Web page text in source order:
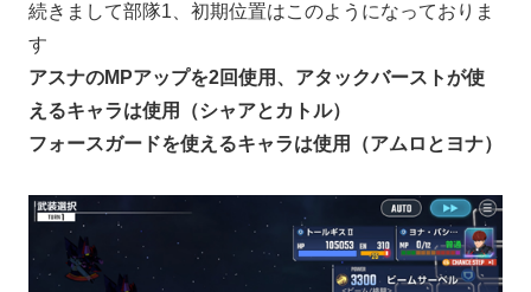
続きまして部隊1、初期位置はこのようになっておりま
す
アスナのMPアップを2回使用、アタックバーストが使
えるキャラは使用（シャアとカトル）
フォースガードを使えるキャラは使用（アムロとヨナ）